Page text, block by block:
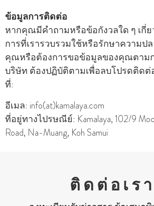
ข้อมูลการติดต่อ
หากคุณมีคําถามหรือข้อกังวลใด ๆ เกี่
การที่เรารวบรวมใช้หรือรักษาความ
คุณหรือต้องการขอข้อมูลของคุณตาม
บริษัท ต้องปฏิบัติตามเพื่อลบโปรดติด
ที่:
อีเมล: info(at)kamalaya.com
ที่อยู่ทางไปรษณีย์: Kamalaya, 102/9
Road, Na-Muang, Koh Samui
ติดต่อเรา